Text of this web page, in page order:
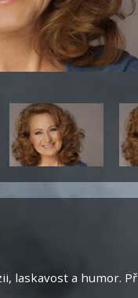
laskavost a humor.